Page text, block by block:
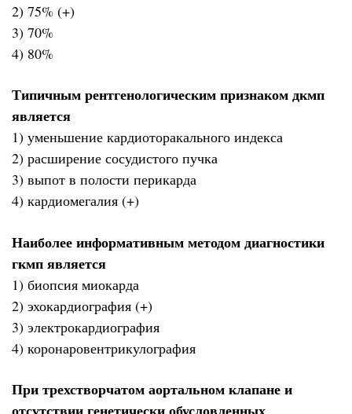
2) 75% (+)
3) 70%
4) 80%
Типичным рентгенологическим признаком дкмп
является
1) уменьшение кардиоторакального индекса
2) расширение сосудистого пучка
3) выпот в полости перикарда
4) кардиомегалия (+)
Наиболее информативным методом диагностики
гкмп является
1) биопсия миокарда
2) эхокардиография (+)
3) электрокардиография
4) коронаровентрикулография
При трехстворчатом аортальном клапане и